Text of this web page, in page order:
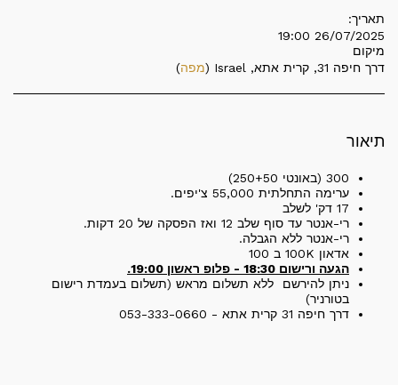
תאריך:
26/07/2025 19:00
מיקום
דרך חיפה 31, קרית אתא, Israel (
מפה)
תיאור
300 (באונטי 250+50)
ערימה התחלתית 55,000 צ'יפים.
17 דק' לשלב
רי-אנטר עד סוף שלב 12 ואז הפסקה של 20 דקות.
רי-אנטר ללא הגבלה.
אדאון 100K ב 100
הגעה ורישום 18:30 - פלופ ראשון 19:00.
ניתן להירשם ללא תשלום מראש (תשלום בעמדת רישום
בטורניר)
דרך חיפה 31 קרית אתא - 053-333-0660